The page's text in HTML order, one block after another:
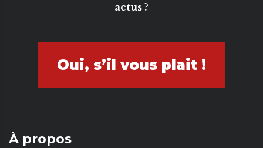
actus ?
Oui, s’il vous plait !
À propos